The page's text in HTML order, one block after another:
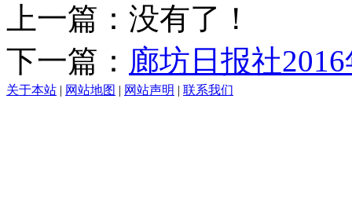
上一篇：没有了！
下一篇： 廊坊日报社
关于本站 | 网站地图 | 网站声明 | 联系我们